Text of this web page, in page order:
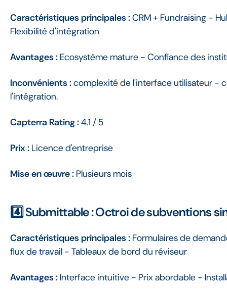
Caractéristiques principales :CRM + Fundraising -
Flexibilité d'intégration
Avantages : Ecosystème mature - Confiance des
Inconvénients :complexité de l'interface utilisateur -
l'intégration.
Capterra Rating :4.1 / 5
Prix : Licence d'entreprise
Mise en œuvre : Plusieurs mois
4️⃣ Submittable : Octroi de subventions
Caractéristiques principales : Formulaires de
flux de travail - Tableaux de bord du réviseur
Avantages : Interface intuitive - Prix abordable -